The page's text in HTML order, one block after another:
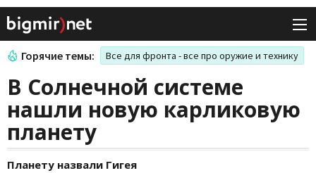
Горячие темы: Все для фронта - все про оружие и технику
В Солнечной системе
нашли новую карликовую
планету
Планету назвали Гигея